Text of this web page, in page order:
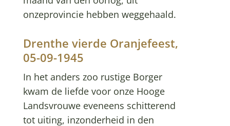
onzeprovincie hebben weggehaald.
Drenthe vierde Oranjefeest,
05-09-1945
In het anders zoo rustige Borger
kwam de liefde voor onze Hooge
Landsvrouwe eveneens schitterend
tot uiting, inzonderheid in den